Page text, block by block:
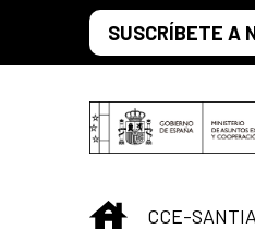
Saltar al contenido principal
SUSCRÍBETE A
INICIO
CCE-